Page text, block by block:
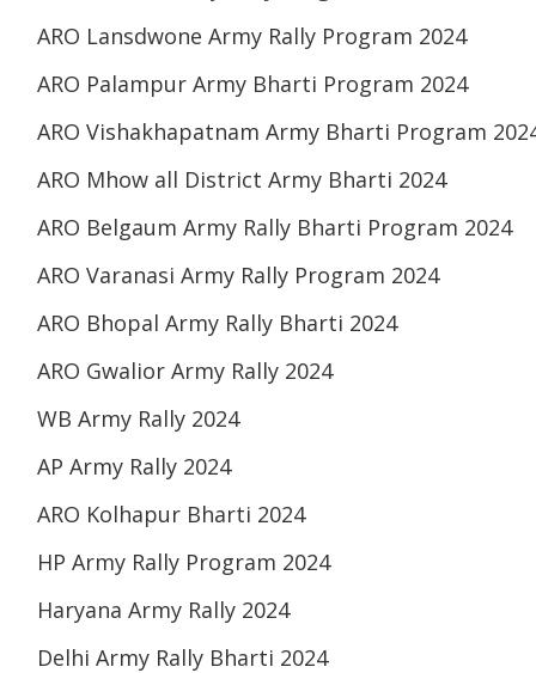
ARO Lansdwone Army Rally Program 2024
ARO Palampur Army Bharti Program 2024
ARO Vishakhapatnam Army Bharti Program
ARO Mhow all District Army Bharti 2024
ARO Belgaum Army Rally Bharti Program 2024
ARO Varanasi Army Rally Program 2024
ARO Bhopal Army Rally Bharti 2024
ARO Gwalior Army Rally 2024
WB Army Rally 2024
AP Army Rally 2024
ARO Kolhapur Bharti 2024
HP Army Rally Program 2024
Haryana Army Rally 2024
Delhi Army Rally Bharti 2024